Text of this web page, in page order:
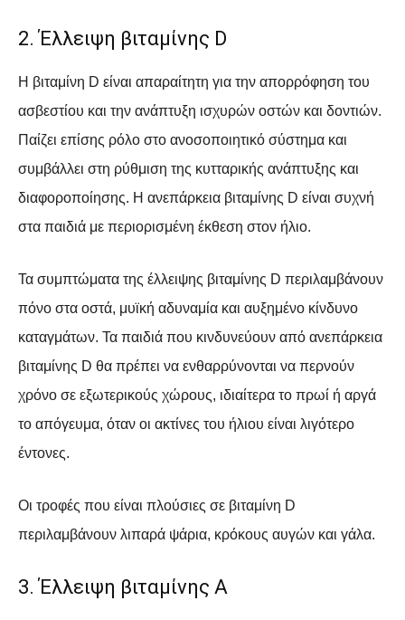
2. Έλλειψη βιταμίνης D
Η βιταμίνη D είναι απαραίτητη για την απορρόφηση του
ασβεστίου και την ανάπτυξη ισχυρών οστών και δοντιών.
Παίζει επίσης ρόλο στο ανοσοποιητικό σύστημα και
συμβάλλει στη ρύθμιση της κυτταρικής ανάπτυξης και
διαφοροποίησης. Η ανεπάρκεια βιταμίνης D είναι συχνή
στα παιδιά με περιορισμένη έκθεση στον ήλιο.
Τα συμπτώματα της έλλειψης βιταμίνης D περιλαμβάνουν
πόνο στα οστά, μυϊκή αδυναμία και αυξημένο κίνδυνο
καταγμάτων. Τα παιδιά που κινδυνεύουν από ανεπάρκεια
βιταμίνης D θα πρέπει να ενθαρρύνονται να περνούν
χρόνο σε εξωτερικούς χώρους, ιδιαίτερα το πρωί ή αργά
το απόγευμα, όταν οι ακτίνες του ήλιου είναι λιγότερο
έντονες.
Οι τροφές που είναι πλούσιες σε βιταμίνη D
περιλαμβάνουν λιπαρά ψάρια, κρόκους αυγών και γάλα.
3. Έλλειψη βιταμίνης Α